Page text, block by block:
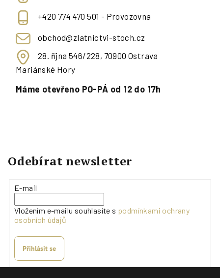
+420 774 470 501 - Provozovna
obchod@zlatnictvi-stoch.cz
28. října 546/228, 70900 Ostrava
Mariánské Hory
Máme otevřeno PO-PÁ od 12 do 17h
Odebírat newsletter
E-mail
Vložením e-mailu souhlasíte s podmínkami ochrany
osobních údajů
Přihlásit se